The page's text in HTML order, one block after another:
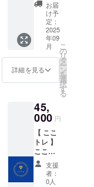
ご使用
いただ
けま
す。
要相
談） 後
日、お
申込み
フォー
ムをお
知らせ
いたし
お選び
くださ
い。 や
さいが
できる
までの
様々な
作業と
して、
やさい
のお土
産付 《
利用期
限 》
2025年
9月～
2026年
8月 《
》施設
までは
別途ご
負担く
ださ
い。
（最寄
り駅ま
で送迎
お届
け予
定：
2025
年09
月
詳細を見る
こ
の
リ
タ
ー
ン
を
選
択
す
る
45,
000 円
【 ここ
トレ 】
こころ
のト
レーニ
ング 心
支援
者：
0人